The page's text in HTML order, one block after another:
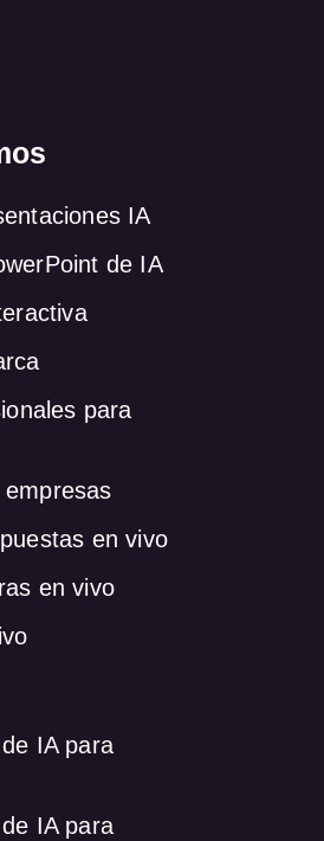
IA
de IA
para
en vivo
en vivo
IA para
IA para